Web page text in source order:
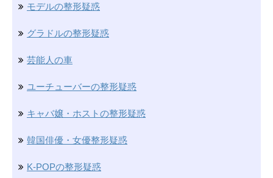
モデルの整形疑惑
グラドルの整形疑惑
芸能人の車
ユーチューバーの整形疑惑
キャバ嬢・ホストの整形疑惑
韓国俳優・女優整形疑惑
K-POPの整形疑惑